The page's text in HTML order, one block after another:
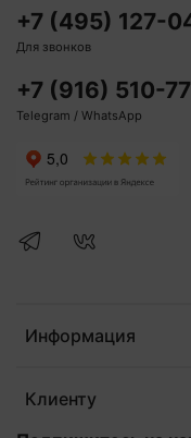
Информация
Клиенту
+7 (495) 127-
Для звонков
+7 (916) 510-
Telegram / WhatsApp